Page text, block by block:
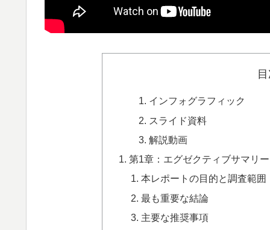
インフォグラフィック
スライド資料
解説動画
第1章：エグゼクティブサマリー
本レポートの目的と調査範囲
最も重要な結論
主要な推奨事項